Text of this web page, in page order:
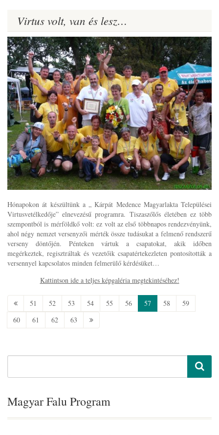
Virtus volt, van és lesz…
Hónapokon át készültünk a „ Kárpát Medence Magyarlakta Települései
Virtusvetélkedője” elnevezésű programra. Tiszaszőlős életében ez több
szempontból is mérföldkő volt: ez volt az első többnapos rendezvényünk,
ahol négy nemzet versenyzői mérték össze tudásukat a felmenő rendszerű
verseny döntőjén. Pénteken vártuk a csapatokat, akik időben
megérkeztek, regisztráltak és vezetőik csapatértekezleten pontosították a
versennyel kapcsolatos minden felmerülő kérdésüket…
Kattintson ide a teljes képgaléria megtekintéséhez!
51 52 53 54 55 56 57 58
59
60
61 62 63
Magyar Falu Program